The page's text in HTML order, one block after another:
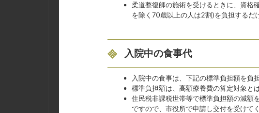
柔道整復師の施術を受けるときに、資格
を除く70歳以上の人は2割)を負担するだ
入院中の食事代
入院中の食事は、下記の標準負担額を負
標準負担額は、高額療養費の算定対象と
住民税非課税世帯等で標準負担額の減額
ですので、市役所で申請し交付を受けて